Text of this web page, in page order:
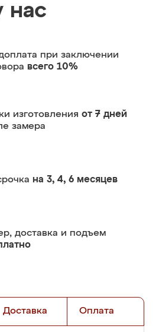
нас
при заключении
всего 10%
изготовления от 7 дней
замера
на 3, 4, 6 месяцев
доставка и подъем
Доставка Оплата